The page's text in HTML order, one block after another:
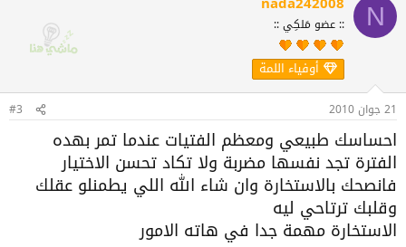
N :: عضو مَلكِي ::
أوفياء اللمة
21 جوان 2010 #3
احساسك طبيعي ومعظم الفتيات عندما تمر بهده
الفترة تجد نفسها مضربة ولا تكاد تحسن الاختيار
فانصحك بالاستخارة وان شاء الله اللي يطمنلو عقلك
وقلبك ترتاحي ليه
الاستخارة مهمة جدا في هاته الامور